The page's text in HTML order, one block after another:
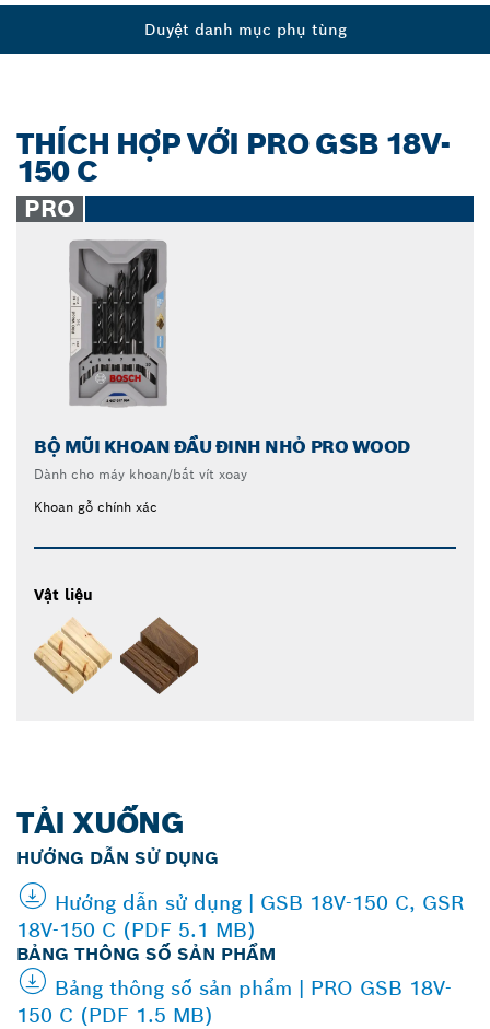
Duyệt danh mục phụ tùng
THÍCH HỢP VỚI PRO GSB 18V-
150 C
PRO
BỘ MŨI KHOAN ĐẦU ĐINH NHỎ PRO WOOD
Dành cho máy khoan/bắt vít xoay
Khoan gỗ chính xác
Vật liệu
TẢI XUỐNG
HƯỚNG DẪN SỬ DỤNG
Hướng dẫn sử dụng | GSB 18V-150 C, GSR
18V-150 C (PDF 5.1 MB)
BẢNG THÔNG SỐ SẢN PHẨM
Bảng thông số sản phẩm | PRO GSB 18V-
150 C (PDF 1.5 MB)